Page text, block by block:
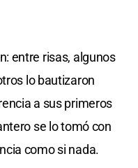
entre risas, algunos
lo bautizaron
a sus primeros
se lo tomó con
como si nada.